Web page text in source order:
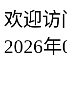
欢迎访
2026